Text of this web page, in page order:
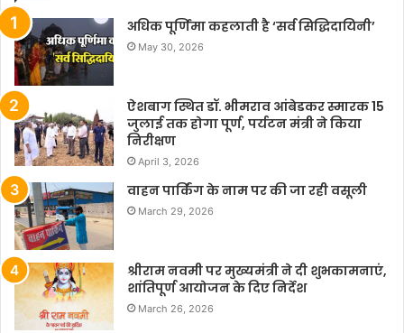
अधिक पूर्णिमा कहलाती है ‘सर्व सिद्धिदायिनी’
May 30, 2026
ऐशबाग स्थित डॉ. भीमराव आंबेडकर स्मारक 15
जुलाई तक होगा पूर्ण, पर्यटन मंत्री ने किया
निरीक्षण
April 3, 2026
वाहन पार्किंग के नाम पर की जा रही वसूली
March 29, 2026
श्रीराम नवमी पर मुख्यमंत्री ने दी शुभकामनाएं,
शांतिपूर्ण आयोजन के दिए निर्देश
March 26, 2026